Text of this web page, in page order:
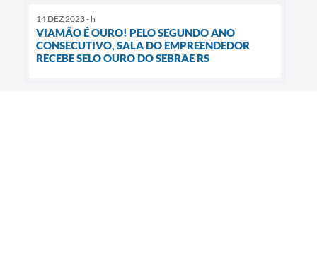
14 DEZ 2023 - h
VIAMÃO É OURO! PELO SEGUNDO ANO
CONSECUTIVO, SALA DO EMPREENDEDOR
RECEBE SELO OURO DO SEBRAE RS